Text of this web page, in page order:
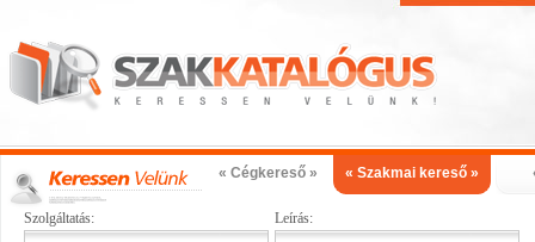
« Cégkereső » « Szakmai kereső »
Szolgáltatás: Leírás: